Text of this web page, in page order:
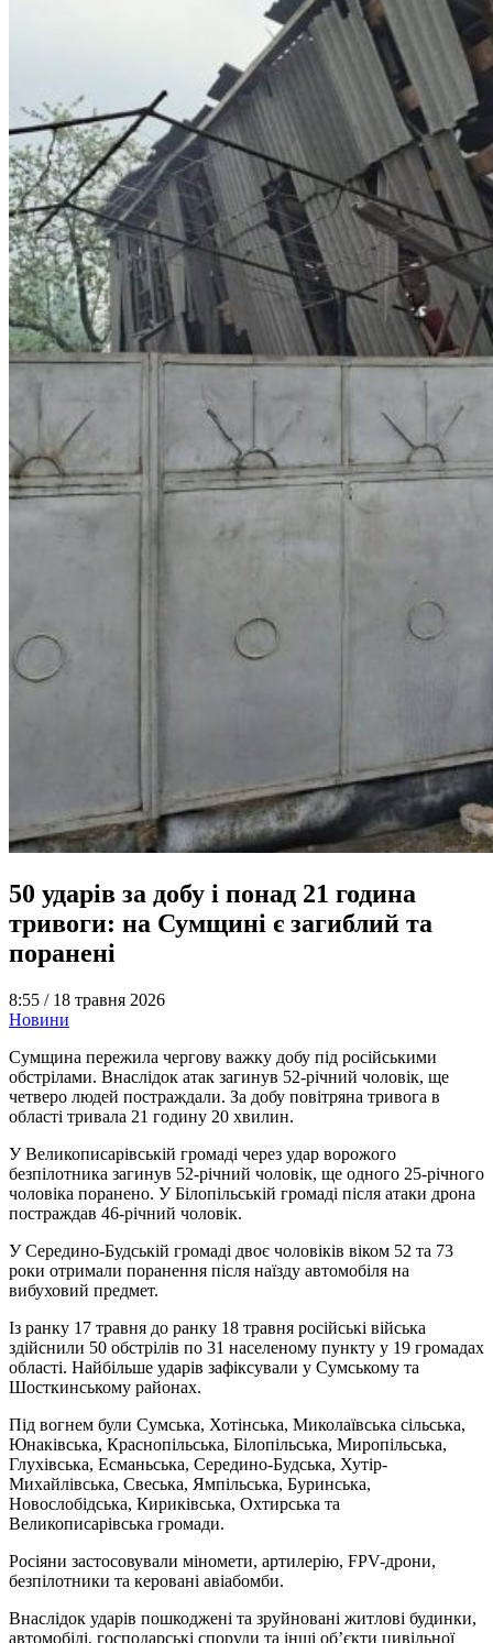
50 ударів за добу і понад 21 година
тривоги: на Сумщині є загиблий та
поранені
8:55 / 18 травня 2026
Новини
Сумщина пережила чергову важку добу під російськими
обстрілами. Внаслідок атак загинув 52-річний чоловік, ще
четверо людей постраждали. За добу повітряна тривога в
області тривала 21 годину 20 хвилин.
У Великописарівській громаді через удар ворожого
безпілотника загинув 52-річний чоловік, ще одного 25-річного
чоловіка поранено. У Білопільській громаді після атаки дрона
постраждав 46-річний чоловік.
У Середино-Будській громаді двоє чоловіків віком 52 та 73
роки отримали поранення після наїзду автомобіля на
вибуховий предмет.
Із ранку 17 травня до ранку 18 травня російські війська
здійснили 50 обстрілів по 31 населеному пункту у 19 громадах
області. Найбільше ударів зафіксували у Сумському та
Шосткинському районах.
Під вогнем були Сумська, Хотінська, Миколаївська сільська,
Юнаківська, Краснопільська, Білопільська, Миропільська,
Глухівська, Есманьська, Середино-Будська, Хутір-
Михайлівська, Свеська, Ямпільська, Буринська,
Новослобідська, Кириківська, Охтирська та
Великописарівська громади.
Росіяни застосовували міномети, артилерію, FPV-дрони,
безпілотники та керовані авіабомби.
Внаслідок ударів пошкоджені та зруйновані житлові будинки,
автомобілі, господарські споруди та інші об’єкти цивільної